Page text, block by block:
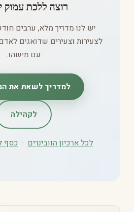
רוצה ללכת עמוק
יש לנו מדריך מלא, ערבים
לצעירות וצעירים שדואגים
עם מישהו.
למדריך לשאת את
לקהילה
לכל ארכיון הוובינרים · כסף